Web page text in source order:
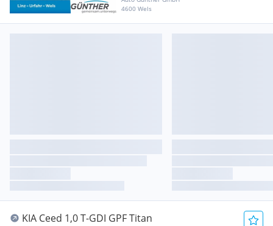
4600 Wels
KIA Ceed 1,0 T-GDI GPF Titan